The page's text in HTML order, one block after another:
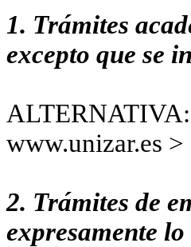
1. Trámites
excepto que se
ALTERNATIVA:
www.unizar.es
2. Trámites de
expresamente